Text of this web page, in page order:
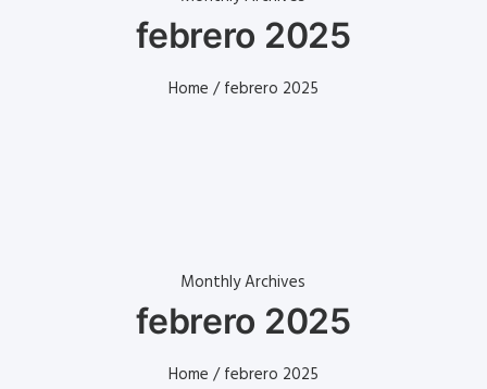
febrero 2025
Home / febrero 2025
Monthly Archives
febrero 2025
Home / febrero 2025